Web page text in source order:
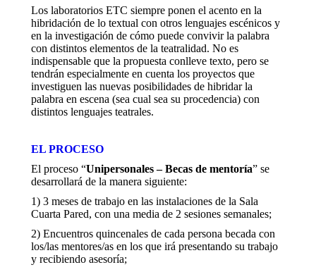
Los laboratorios ETC siempre ponen el acento en la
hibridación de lo textual con otros lenguajes escénicos y
en la investigación de cómo puede convivir la palabra
con distintos elementos de la teatralidad. No es
indispensable que la propuesta conlleve texto, pero se
tendrán especialmente en cuenta los proyectos que
investiguen las nuevas posibilidades de hibridar la
palabra en escena (sea cual sea su procedencia) con
distintos lenguajes teatrales.
EL PROCESO
El proceso “Unipersonales – Becas de mentoría” se
desarrollará de la manera siguiente:
1) 3 meses de trabajo en las instalaciones de la Sala
Cuarta Pared, con una media de 2 sesiones semanales;
2) Encuentros quincenales de cada persona becada con
los/las mentores/as en los que irá presentando su trabajo
y recibiendo asesoría;